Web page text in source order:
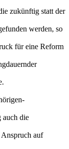
zukünftig statt der
werden, so
für eine Reform
auch die
auf